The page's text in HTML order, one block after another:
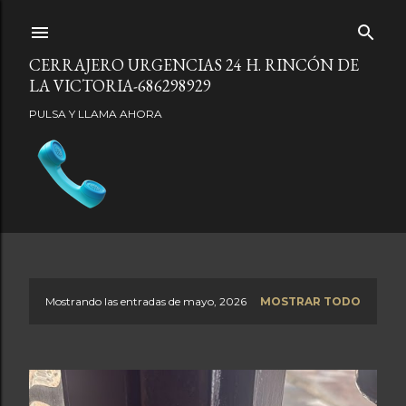
CERRAJERO URGENCIAS 24 H. RINCÓN DE
LA VICTORIA-686298929
PULSA Y LLAMA AHORA
t
Mostrando las entradas de mayo, 2026 MOSTRAR TODO